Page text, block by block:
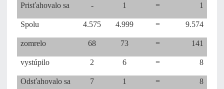
Prisťahovalo sa - 1 = 1
Spolu 4.575 4.999 = 9.574
zomrelo 68 73 = 141
vystúpilo 2 6 = 8
Odsťahovalo sa 7 1 = 8